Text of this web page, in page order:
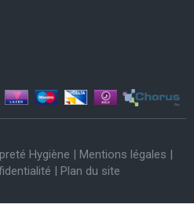
Hygiène | Mentions légales |
| Plan du site